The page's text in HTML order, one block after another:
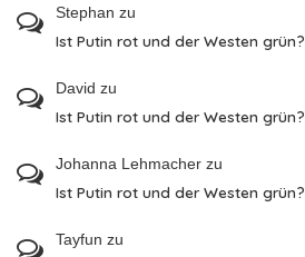
Stephan zu
Ist Putin rot und der Westen grün?
David zu
Ist Putin rot und der Westen grün?
Johanna Lehmacher zu
Ist Putin rot und der Westen grün?
Tayfun zu